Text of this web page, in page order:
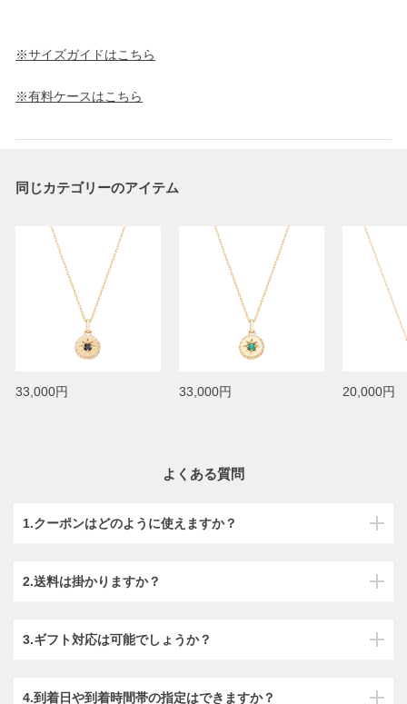
※サイズガイドはこちら
※有料ケースはこちら
同じカテゴリーのアイテム
33,000円 33,000円 20,000円
よくある質問
1.クーポンはどのように使えますか？
2.送料は掛かりますか？
3.ギフト対応は可能でしょうか？
4.到着日や到着時間帯の指定はできますか？